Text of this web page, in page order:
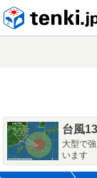
台風
大型で
います